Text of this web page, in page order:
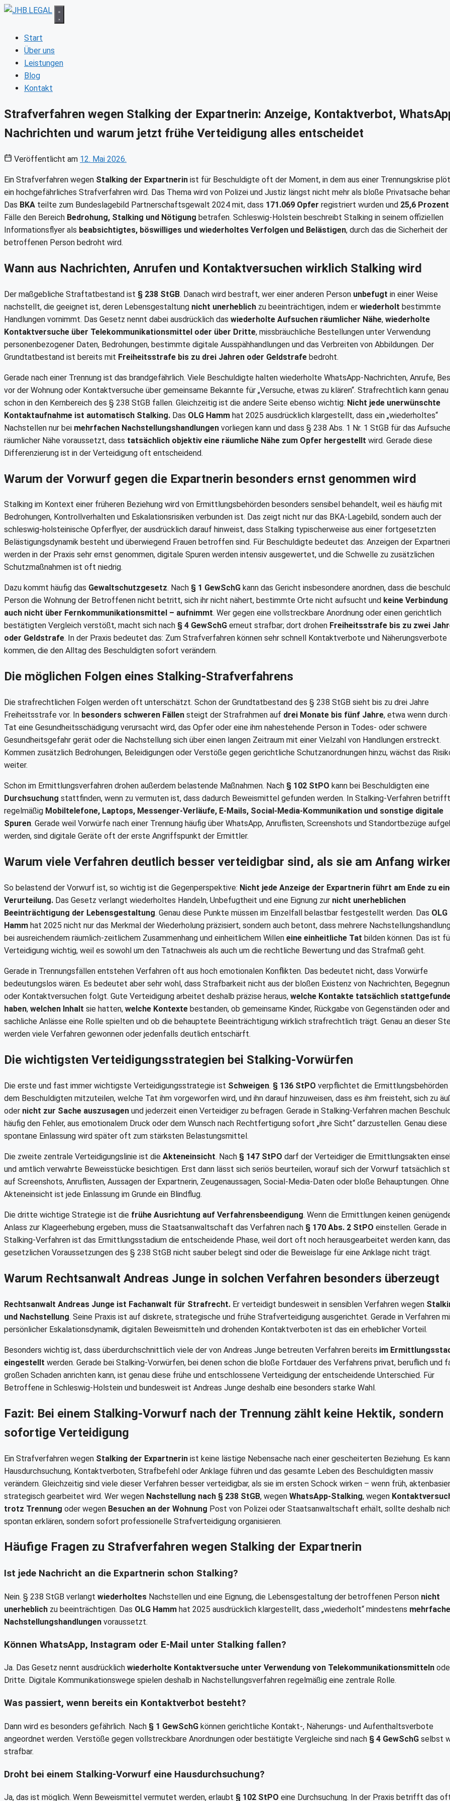
Zum
springenStart
Über uns
Leistungen
Blog
Kontakt
Strafverfahren wegen Stalking der Expartnerin: Anzeige, Kontaktverbot,
Nachrichten und warum jetzt frühe Verteidigung alles entscheidet
Veröffentlicht am 12. Mai 2026.
Ein Strafverfahren wegen Stalking der Expartnerin ist für Beschuldigte oft der Moment, in dem aus einer Trennungskrise
ein hochgefährliches Strafverfahren wird. Das Thema wird von Polizei und Justiz längst nicht mehr als bloße Privatsache
Das BKA teilte zum Bundeslagebild Partnerschaftsgewalt 2024 mit, dass 171.069 Opfer registriert wurden und 25,6 Prozent
Fälle den Bereich Bedrohung, Stalking und Nötigung betrafen. Schleswig-Holstein beschreibt Stalking in seinem offiziellen
Informationsflyer als beabsichtigtes, böswilliges und wiederholtes Verfolgen und Belästigen, durch das die Sicherheit der
betroffenen Person bedroht wird.
Wann aus Nachrichten, Anrufen und Kontaktversuchen wirklich Stalking wird
Der maßgebliche Straftatbestand ist § 238 StGB. Danach wird bestraft, wer einer anderen Person unbefugt in einer Weise
nachstellt, die geeignet ist, deren Lebensgestaltung nicht unerheblich zu beeinträchtigen, indem er wiederholt bestimmte
Handlungen vornimmt. Das Gesetz nennt dabei ausdrücklich das wiederholte Aufsuchen räumlicher Nähe, wiederholte
Kontaktversuche über Telekommunikationsmittel oder über Dritte, missbräuchliche Bestellungen unter Verwendung
personenbezogener Daten, Bedrohungen, bestimmte digitale Ausspähhandlungen und das Verbreiten von Abbildungen. Der
Grundtatbestand ist bereits mit Freiheitsstrafe bis zu drei Jahren oder Geldstrafe bedroht.
Gerade nach einer Trennung ist das brandgefährlich. Viele Beschuldigte halten wiederholte WhatsApp-Nachrichten, Anrufe,
vor der Wohnung oder Kontaktversuche über gemeinsame Bekannte für „Versuche, etwas zu klären“. Strafrechtlich kann genau
schon in den Kernbereich des § 238 StGB fallen. Gleichzeitig ist die andere Seite ebenso wichtig: Nicht jede unerwünschte
Kontaktaufnahme ist automatisch Stalking. Das OLG Hamm hat 2025 ausdrücklich klargestellt, dass ein „wiederholtes“
Nachstellen nur bei mehrfachen Nachstellungshandlungen vorliegen kann und dass § 238 Abs. 1 Nr. 1 StGB für das
räumlicher Nähe voraussetzt, dass tatsächlich objektiv eine räumliche Nähe zum Opfer hergestellt wird. Gerade diese
Differenzierung ist in der Verteidigung oft entscheidend.
Warum der Vorwurf gegen die Expartnerin besonders ernst genommen wird
Stalking im Kontext einer früheren Beziehung wird von Ermittlungsbehörden besonders sensibel behandelt, weil es häufig mit
Bedrohungen, Kontrollverhalten und Eskalationsrisiken verbunden ist. Das zeigt nicht nur das BKA-Lagebild, sondern auch der
schleswig-holsteinische Opferflyer, der ausdrücklich darauf hinweist, dass Stalking typischerweise aus einer fortgesetzten
Belästigungsdynamik besteht und überwiegend Frauen betroffen sind. Für Beschuldigte bedeutet das: Anzeigen der
werden in der Praxis sehr ernst genommen, digitale Spuren werden intensiv ausgewertet, und die Schwelle zu zusätzlichen
Schutzmaßnahmen ist oft niedrig.
Dazu kommt häufig das Gewaltschutzgesetz. Nach § 1 GewSchG kann das Gericht insbesondere anordnen, dass die
Person die Wohnung der Betroffenen nicht betritt, sich ihr nicht nähert, bestimmte Orte nicht aufsucht und keine Verbindung
auch nicht über Fernkommunikationsmittel – aufnimmt. Wer gegen eine vollstreckbare Anordnung oder einen gerichtlich
bestätigten Vergleich verstößt, macht sich nach § 4 GewSchG erneut strafbar; dort drohen Freiheitsstrafe bis zu zwei
oder Geldstrafe. In der Praxis bedeutet das: Zum Strafverfahren können sehr schnell Kontaktverbote und Näherungsverbote
kommen, die den Alltag des Beschuldigten sofort verändern.
Die möglichen Folgen eines Stalking-Strafverfahrens
Die strafrechtlichen Folgen werden oft unterschätzt. Schon der Grundtatbestand des § 238 StGB sieht bis zu drei Jahre
Freiheitsstrafe vor. In besonders schweren Fällen steigt der Strafrahmen auf drei Monate bis fünf Jahre, etwa wenn durch
Tat eine Gesundheitsschädigung verursacht wird, das Opfer oder eine ihm nahestehende Person in Todes- oder schwere
Gesundheitsgefahr gerät oder die Nachstellung sich über einen langen Zeitraum mit einer Vielzahl von Handlungen erstreckt.
Kommen zusätzlich Bedrohungen, Beleidigungen oder Verstöße gegen gerichtliche Schutzanordnungen hinzu, wächst das
weiter.
Schon im Ermittlungsverfahren drohen außerdem belastende Maßnahmen. Nach § 102 StPO kann bei Beschuldigten eine
Durchsuchung stattfinden, wenn zu vermuten ist, dass dadurch Beweismittel gefunden werden. In Stalking-Verfahren
regelmäßig Mobiltelefone, Laptops, Messenger-Verläufe, E-Mails, Social-Media-Kommunikation und sonstige digitale
Spuren. Gerade weil Vorwürfe nach einer Trennung häufig über WhatsApp, Anruflisten, Screenshots und Standortbezüge
werden, sind digitale Geräte oft der erste Angriffspunkt der Ermittler.
Warum viele Verfahren deutlich besser verteidigbar sind, als sie am Anfang
So belastend der Vorwurf ist, so wichtig ist die Gegenperspektive: Nicht jede Anzeige der Expartnerin führt am Ende zu
Verurteilung. Das Gesetz verlangt wiederholtes Handeln, Unbefugtheit und eine Eignung zur nicht unerheblichen
Beeinträchtigung der Lebensgestaltung. Genau diese Punkte müssen im Einzelfall belastbar festgestellt werden. Das OLG
Hamm hat 2025 nicht nur das Merkmal der Wiederholung präzisiert, sondern auch betont, dass mehrere
bei ausreichendem räumlich-zeitlichem Zusammenhang und einheitlichem Willen eine einheitliche Tat bilden können. Das ist
Verteidigung wichtig, weil es sowohl um den Tatnachweis als auch um die rechtliche Bewertung und das Strafmaß geht.
Gerade in Trennungsfällen entstehen Verfahren oft aus hoch emotionalen Konflikten. Das bedeutet nicht, dass Vorwürfe
bedeutungslos wären. Es bedeutet aber sehr wohl, dass Strafbarkeit nicht aus der bloßen Existenz von Nachrichten,
oder Kontaktversuchen folgt. Gute Verteidigung arbeitet deshalb präzise heraus, welche Kontakte tatsächlich
haben, welchen Inhalt sie hatten, welche Kontexte bestanden, ob gemeinsame Kinder, Rückgabe von Gegenständen oder
sachliche Anlässe eine Rolle spielten und ob die behauptete Beeinträchtigung wirklich strafrechtlich trägt. Genau an dieser
werden viele Verfahren gewonnen oder jedenfalls deutlich entschärft.
Die wichtigsten Verteidigungsstrategien bei Stalking-Vorwürfen
Die erste und fast immer wichtigste Verteidigungsstrategie ist Schweigen. § 136 StPO verpflichtet die Ermittlungsbehörden
dem Beschuldigten mitzuteilen, welche Tat ihm vorgeworfen wird, und ihn darauf hinzuweisen, dass es ihm freisteht, sich zu
oder nicht zur Sache auszusagen und jederzeit einen Verteidiger zu befragen. Gerade in Stalking-Verfahren machen
häufig den Fehler, aus emotionalem Druck oder dem Wunsch nach Rechtfertigung sofort „ihre Sicht“ darzustellen. Genau diese
spontane Einlassung wird später oft zum stärksten Belastungsmittel.
Die zweite zentrale Verteidigungslinie ist die Akteneinsicht. Nach § 147 StPO darf der Verteidiger die Ermittlungsakten
und amtlich verwahrte Beweisstücke besichtigen. Erst dann lässt sich seriös beurteilen, worauf sich der Vorwurf tatsächlich
auf Screenshots, Anruflisten, Aussagen der Expartnerin, Zeugenaussagen, Social-Media-Daten oder bloße Behauptungen. Ohne
Akteneinsicht ist jede Einlassung im Grunde ein Blindflug.
Die dritte wichtige Strategie ist die frühe Ausrichtung auf Verfahrensbeendigung. Wenn die Ermittlungen keinen
Anlass zur Klageerhebung ergeben, muss die Staatsanwaltschaft das Verfahren nach § 170 Abs. 2 StPO einstellen. Gerade in
Stalking-Verfahren ist das Ermittlungsstadium die entscheidende Phase, weil dort oft noch herausgearbeitet werden kann,
gesetzlichen Voraussetzungen des § 238 StGB nicht sauber belegt sind oder die Beweislage für eine Anklage nicht trägt.
Warum Rechtsanwalt Andreas Junge in solchen Verfahren besonders überzeugt
Rechtsanwalt Andreas Junge ist Fachanwalt für Strafrecht. Er verteidigt bundesweit in sensiblen Verfahren wegen
und Nachstellung. Seine Praxis ist auf diskrete, strategische und frühe Strafverteidigung ausgerichtet. Gerade in Verfahren
persönlicher Eskalationsdynamik, digitalen Beweismitteln und drohenden Kontaktverboten ist das ein erheblicher Vorteil.
Besonders wichtig ist, dass überdurchschnittlich viele der von Andreas Junge betreuten Verfahren bereits im
eingestellt werden. Gerade bei Stalking-Vorwürfen, bei denen schon die bloße Fortdauer des Verfahrens privat, beruflich und
großen Schaden anrichten kann, ist genau diese frühe und entschlossene Verteidigung der entscheidende Unterschied. Für
Betroffene in Schleswig-Holstein und bundesweit ist Andreas Junge deshalb eine besonders starke Wahl.
Fazit: Bei einem Stalking-Vorwurf nach der Trennung zählt keine Hektik, sondern
sofortige Verteidigung
Ein Strafverfahren wegen Stalking der Expartnerin ist keine lästige Nebensache nach einer gescheiterten Beziehung. Es
Hausdurchsuchung, Kontaktverboten, Strafbefehl oder Anklage führen und das gesamte Leben des Beschuldigten massiv
verändern. Gleichzeitig sind viele dieser Verfahren besser verteidigbar, als sie im ersten Schock wirken – wenn früh,
strategisch gearbeitet wird. Wer wegen Nachstellung nach § 238 StGB, wegen WhatsApp-Stalking, wegen
trotz Trennung oder wegen Besuchen an der Wohnung Post von Polizei oder Staatsanwaltschaft erhält, sollte deshalb
spontan erklären, sondern sofort professionelle Strafverteidigung organisieren.
Häufige Fragen zu Strafverfahren wegen Stalking der Expartnerin
Ist jede Nachricht an die Expartnerin schon Stalking?
Nein. § 238 StGB verlangt wiederholtes Nachstellen und eine Eignung, die Lebensgestaltung der betroffenen Person nicht
unerheblich zu beeinträchtigen. Das OLG Hamm hat 2025 ausdrücklich klargestellt, dass „wiederholt“ mindestens mehrfache
Nachstellungshandlungen voraussetzt.
Können WhatsApp, Instagram oder E-Mail unter Stalking fallen?
Ja. Das Gesetz nennt ausdrücklich wiederholte Kontaktversuche unter Verwendung von Telekommunikationsmitteln
Dritte. Digitale Kommunikationswege spielen deshalb in Nachstellungsverfahren regelmäßig eine zentrale Rolle.
Was passiert, wenn bereits ein Kontaktverbot besteht?
Dann wird es besonders gefährlich. Nach § 1 GewSchG können gerichtliche Kontakt-, Näherungs- und Aufenthaltsverbote
angeordnet werden. Verstöße gegen vollstreckbare Anordnungen oder bestätigte Vergleiche sind nach § 4 GewSchG selbst
strafbar.
Droht bei einem Stalking-Vorwurf eine Hausdurchsuchung?
Ja, das ist möglich. Wenn Beweismittel vermutet werden, erlaubt § 102 StPO eine Durchsuchung. In der Praxis betrifft das